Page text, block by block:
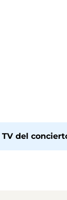
del